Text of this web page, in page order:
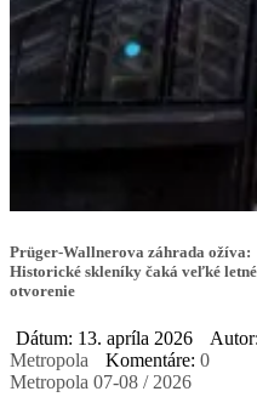
Prüger-Wallnerova záhrada ožíva:
Historické skleníky čaká veľké letné
otvorenie
Dátum: 13. apríla 2026
Autor:
Metropola
Komentáre: 0
Metropola 07-08 / 2026